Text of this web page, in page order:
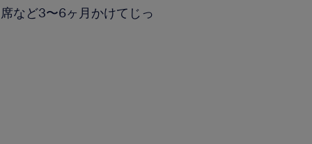
など3〜6ヶ月かけてじっ